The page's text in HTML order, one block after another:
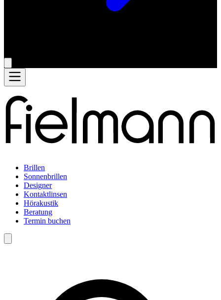
Brillen
Sonnenbrillen
Designer
Kontaktlinsen
Hörakustik
Beratung
Termin buchen